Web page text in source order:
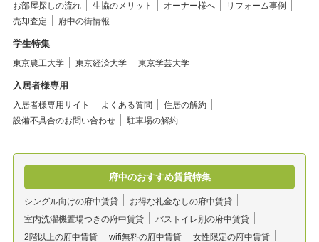
お部屋探しの流れ 生協のメリット オーナー様へ
リフォーム事例
売却査定
府中の街情報
学生特集
東京農工大学 東京経済大学 東京学芸大学
入居者様専用
入居者様専用サイト よくある質問
住居の解約
設備不具合のお問い合わせ
駐車場の解約
府中のおすすめ賃貸特集
シングル向けの府中賃貸
お得な礼金なしの府中賃貸
室内洗濯機置場つきの府中賃貸
バストイレ別の府中賃貸
2階以上の府中賃貸
wifi無料の府中賃貸
女性限定の府中賃貸